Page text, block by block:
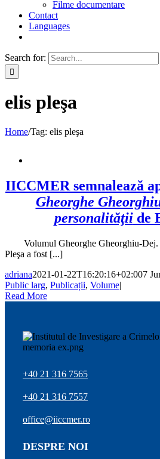
Filme documentare
Contact
Languages
Search for:
elis pleşa
Home/Tag: elis pleşa
IICCMER semnalează
Gheorghe
personalităţiide
Volumul Gheorghe Gheorghiu-
Pleşa a fost [...]
adriana2021-01-22T16:20:16+02:007
Public larg, Publicații, Volume|
Read More
+40 21 316 7565
+40 21 316 7557
office@iiccmer.ro
DESPRE NOI